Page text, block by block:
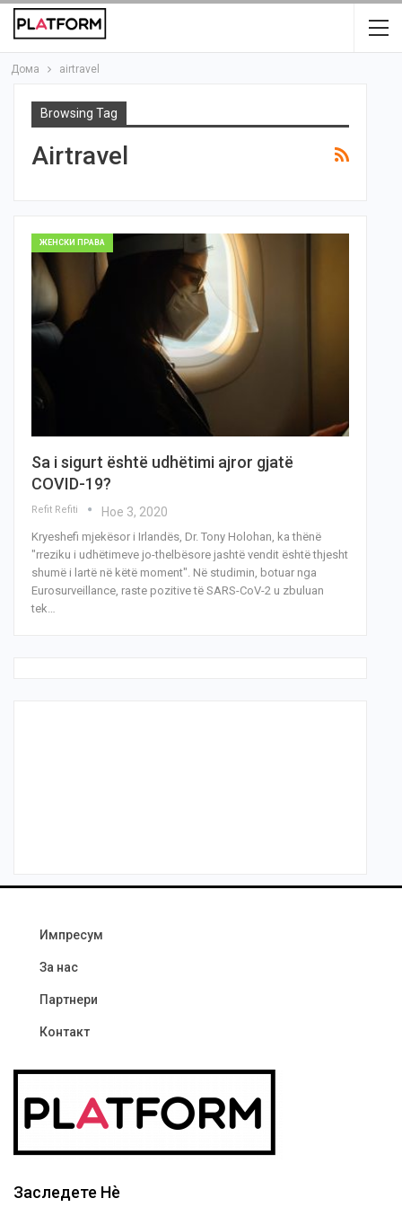
Дома airtravel
Browsing Tag
Airtravel
ЖЕНСКИ ПРАВА
Sa i sigurt është udhëtimi ajror gjatë
COVID-19?
Refit Refiti Ное 3, 2020
Kryeshefi mjekësor i Irlandës, Dr. Tony Holohan, ka thënë
"rreziku i udhëtimeve jo-thelbësore jashtë vendit është thjesht
shumë i lartë në këtë moment". Në studimin, botuar nga
Eurosurveillance, raste pozitive të SARS-CoV-2 u zbuluan
tek…
Импресум
За нас
Партнери
Контакт
Заследете Нѐ